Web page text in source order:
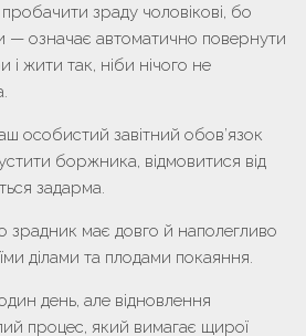
зраду чоловікові, бо
— означає автоматично повернути
і жити так, ніби нічого не
особистий завітний обов’язок
боржника, відмовитися від
задарма.
зрадник має довго й наполегливо
ділами та плодами покаяння.
день, але відновлення
процес, який вимагає щирої